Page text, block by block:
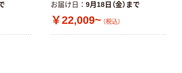
お届け日 9月18日（金）まで
￥22,009~ （税込）